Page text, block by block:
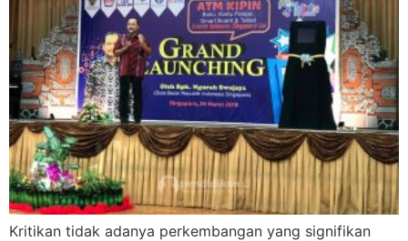
Kritikan tidak adanya perkembangan yang signifikan